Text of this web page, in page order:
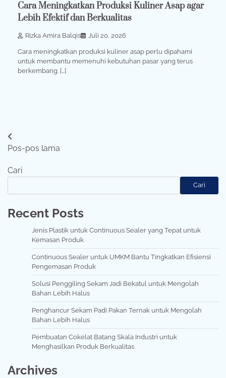
Cara Meningkatkan Produksi Kuliner Asap agar
Lebih Efektif dan Berkualitas
Rizka Amira Balqis Juli 20, 2026
Cara meningkatkan produksi kuliner asap perlu dipahami
untuk membantu memenuhi kebutuhan pasar yang terus
berkembang. […]
Navigasi
pos
Pos-pos lama
Cari
Cari
Recent Posts
Jenis Plastik untuk Continuous Sealer yang Tepat untuk
Kemasan Produk
Continuous Sealer untuk UMKM Bantu Tingkatkan Efisiensi
Pengemasan Produk
Solusi Penggiling Sekam Jadi Bekatul untuk Mengolah
Bahan Lebih Halus
Penghancur Sekam Padi Pakan Ternak untuk Mengolah
Bahan Lebih Halus
Pembuatan Cokelat Batang Skala Industri untuk
Menghasilkan Produk Berkualitas
Archives